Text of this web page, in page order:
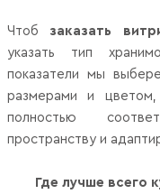
Чтоб заказать
указать тип
показатели мы
размерами и
полностью
пространству и
Где лучше всего